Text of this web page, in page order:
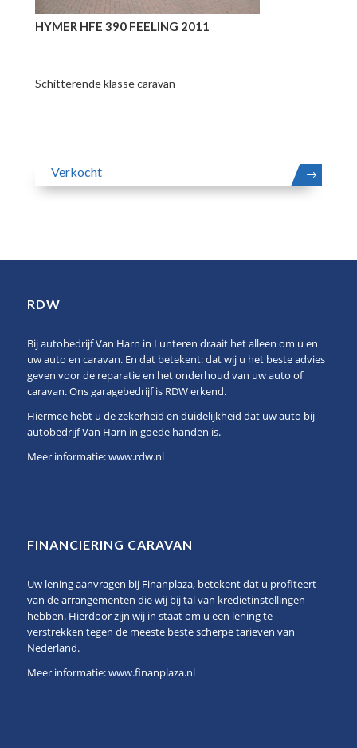
HYMER HFE 390 FEELING 2011
Schitterende klasse caravan
Verkocht
RDW
Bij autobedrijf Van Harn in Lunteren draait het alleen om u en
uw auto en caravan. En dat betekent: dat wij u het beste advies
geven voor de reparatie en het onderhoud van uw auto of
caravan. Ons garagebedrijf is RDW erkend.
Hiermee hebt u de zekerheid en duidelijkheid dat uw auto bij
autobedrijf Van Harn in goede handen is.
Meer informatie:www.rdw.nl
FINANCIERING CARAVAN
Uw lening aanvragen bij Finanplaza, betekent dat u profiteert
van de arrangementen die wij bij tal van kredietinstellingen
hebben. Hierdoor zijn wij in staat om u een lening te
verstrekken tegen de meeste beste scherpe tarieven van
Nederland.
Meer informatie:www.finanplaza.nl